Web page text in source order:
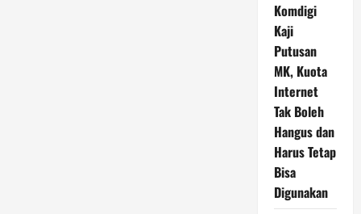
Komdigi
Kaji
Putusan
MK, Kuota
Internet
Tak Boleh
Hangus dan
Harus Tetap
Bisa
Digunakan